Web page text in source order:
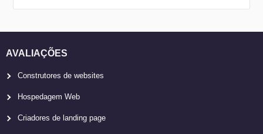
AVALIAÇÕES
Construtores de websites
Hospedagem Web
Criadores de landing page